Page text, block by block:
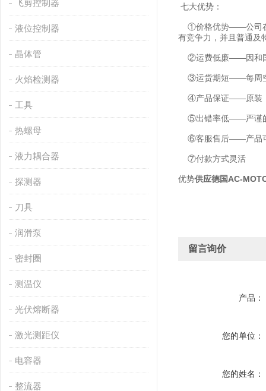
飞剪控制器
液位控制器
晶体管
火焰检测器
工具
热螺母
液力耦合器
探测器
刀具
润滑泵
密封圈
测温仪
光伏熔断器
激光测距仪
电容器
整流器
七大优势：
①价格优势——公司在
有竞争力，并且普通及
②运费低廉——因和国
③运货期短——每周空
④产品保证——原装
⑤出错率低——严谨的
⑥客服售后——产品可
⑦付款方式灵活
优势供应德国AC-
留言询价
产品：
您的单位：
您的姓名：